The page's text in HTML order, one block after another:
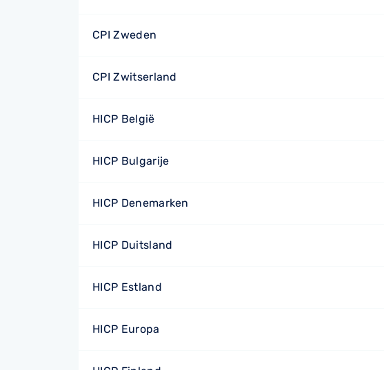
CPI Zweden
CPI Zwitserland
HICP België
HICP Bulgarije
HICP Denemarken
HICP Duitsland
HICP Estland
HICP Europa